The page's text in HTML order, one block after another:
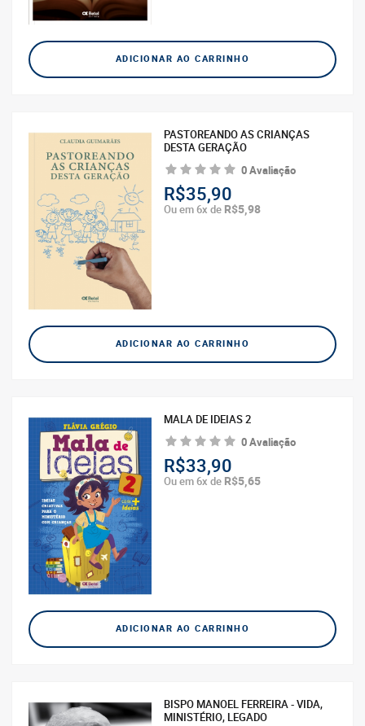
ADICIONAR AO CARRINHO
PASTOREANDO AS CRIANÇAS
DESTA GERAÇÃO
0 Avaliação
R$35,90
Ou em 6x de R$5,98
ADICIONAR AO CARRINHO
MALA DE IDEIAS 2
0 Avaliação
R$33,90
Ou em 6x de R$5,65
ADICIONAR AO CARRINHO
BISPO MANOEL FERREIRA - VIDA,
MINISTÉRIO, LEGADO